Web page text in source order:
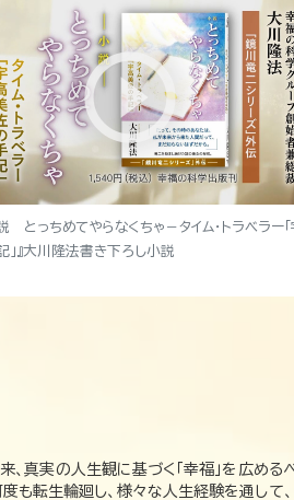
とっちめてやらなくちゃ－タイム・トラベラー
」』大川隆法書き下ろし小説
真実の人生観に基づく「幸福」を広める
も転生輪廻し、様々な人生経験を通し